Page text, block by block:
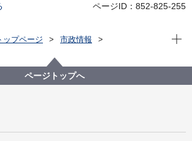
ページID：852-825-255
ップページ
市政情報
GREEN×EXPO推進局
2022年度
地球温暖化対策実行計画」及び「横浜市地球
現在
ページトップへ